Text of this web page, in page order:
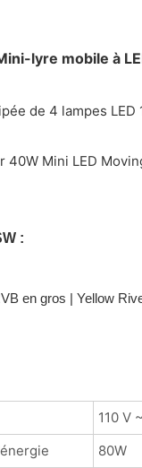
lyre mobile à
de 4 lampes
40W Mini LED
:
110 V
80W